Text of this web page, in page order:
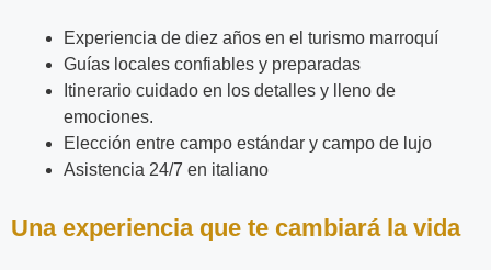
Experiencia de diez años en el turismo marroquí
Guías locales confiables y preparadas
Itinerario cuidado en los detalles y lleno de
emociones.
Elección entre campo estándar y campo de lujo
Asistencia 24/7 en italiano
Una experiencia que te cambiará la vida